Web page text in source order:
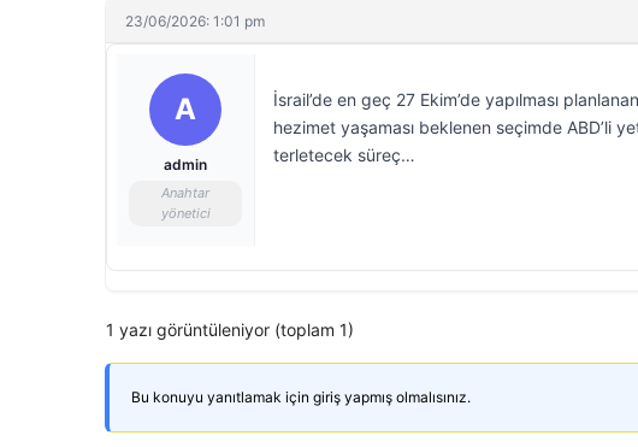
23/06/2026: 1:01 pm
A
admin
Anahtar
yönetici
İsrail’de en geç 27 Ekim’de yapılması
hezimet yaşaması beklenen seçimde ABD’li
terletecek süreç…
1 yazı görüntüleniyor (toplam 1)
Bu konuyu yanıtlamak için giriş yapmış olmalısınız.